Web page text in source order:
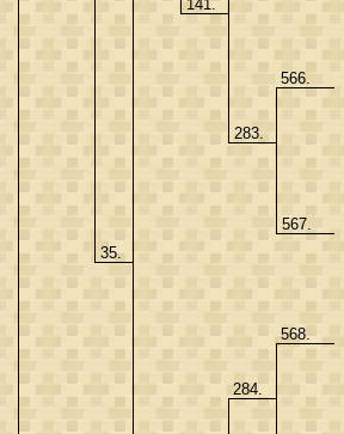
35.
141.
283.
566.
567.
284.
568.